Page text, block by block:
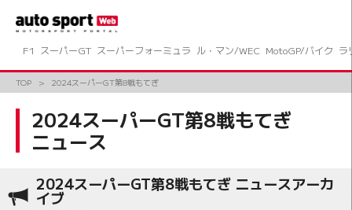
ツ
ス
F1 スーパーGT スーパーフォーミュラ ル・マン/WEC MotoGP/バイク ラ
TOP 2024スーパーGT第8戦もてぎ
2024スーパーGT第8戦もてぎ
ニュース
2024スーパーGT第8戦もてぎ ニュースアーカ
イブ